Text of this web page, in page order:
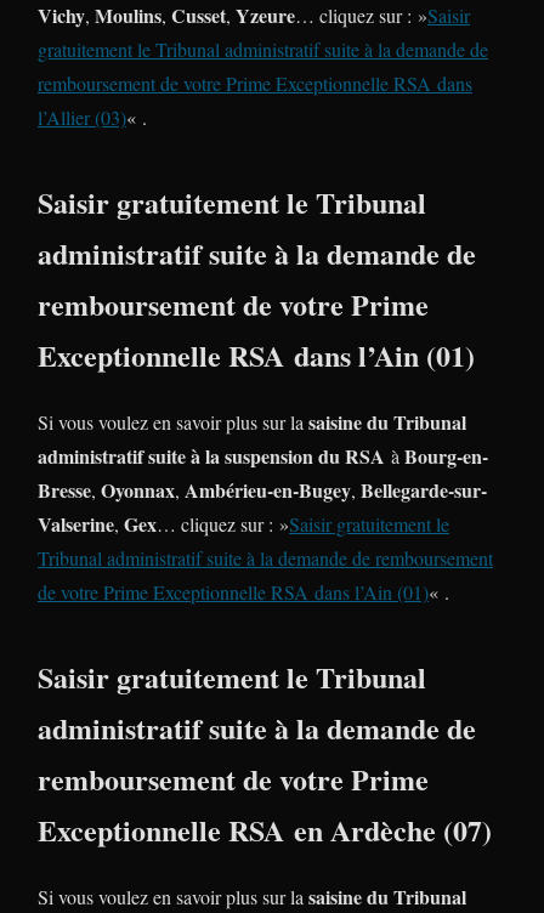
Vichy, Moulins, Cusset, Yzeure… cliquez sur : »Saisir
gratuitement le Tribunal administratif suite à la demande de
remboursement de votre Prime Exceptionnelle RSA dans
l’Allier (03)« .
Saisir gratuitement le Tribunal
administratif suite à la demande de
remboursement de votre Prime
Exceptionnelle RSA dans l’Ain (01)
Si vous voulez en savoir plus sur la saisine du Tribunal
administratif suite à la suspension du RSA à Bourg-en-
Bresse, Oyonnax, Ambérieu-en-Bugey, Bellegarde-sur-
Valserine, Gex… cliquez sur : »Saisir gratuitement le
Tribunal administratif suite à la demande de remboursement
de votre Prime Exceptionnelle RSA dans l’Ain (01)« .
Saisir gratuitement le Tribunal
administratif suite à la demande de
remboursement de votre Prime
Exceptionnelle RSA en Ardèche (07)
Si vous voulez en savoir plus sur la saisine du Tribunal